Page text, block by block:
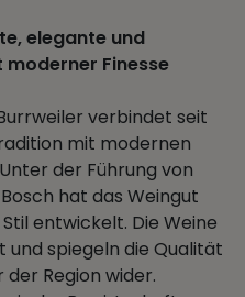
elegante und
Finesse
verbindet seit
mit modernen
der Führung von
hat das Weingut
entwickelt. Die Weine
und spiegeln die Qualität
Region wider.